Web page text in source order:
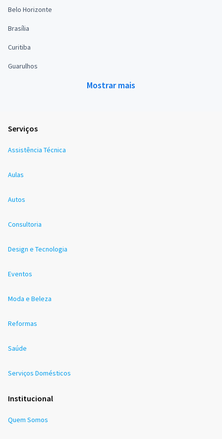
Belo Horizonte
Brasília
Curitiba
Guarulhos
Mostrar mais
Serviços
Assistência Técnica
Aulas
Autos
Consultoria
Design e Tecnologia
Eventos
Moda e Beleza
Reformas
Saúde
Serviços Domésticos
Institucional
Quem Somos